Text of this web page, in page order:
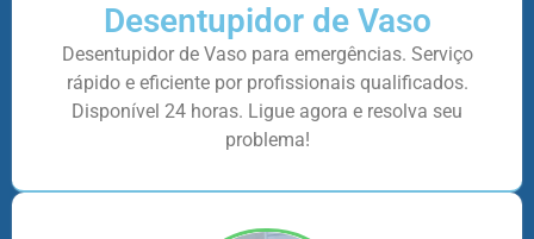
Desentupidor de Vaso
Desentupidor de Vaso para emergências. Serviço
rápido e eficiente por profissionais qualificados.
Disponível 24 horas. Ligue agora e resolva seu
problema!